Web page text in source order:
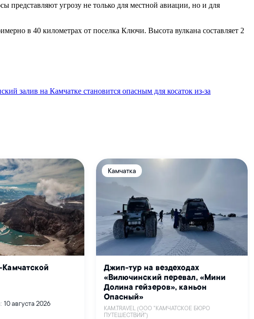
угрозу не только для местной авиации, но и для
в 40 километрах от поселка Ключи. Высота вулкана составляет 2
залив на Камчатке становится опасным для косаток из-за